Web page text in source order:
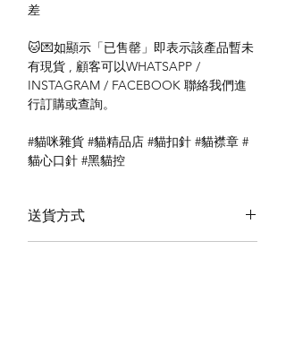
差
🐱💌如顯示「已售罄」即表示該產品暫未
有現貨 , 顧客可以WHATSAPP /
INSTAGRAM / FACEBOOK 聯絡我們進
行訂購或查詢。
#貓咪雜貨 #貓精品店 #貓扣針 #貓襟章 #
貓心口針 #黑貓控
送貨方式